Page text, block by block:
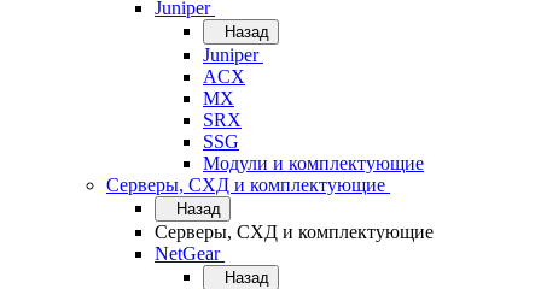
Juniper
Назад
Juniper
ACX
MX
SRX
SSG
Модули и комплектующие
Серверы, СХД и комплектующие
Назад
Серверы, СХД и комплектующие
NetGear
Назад